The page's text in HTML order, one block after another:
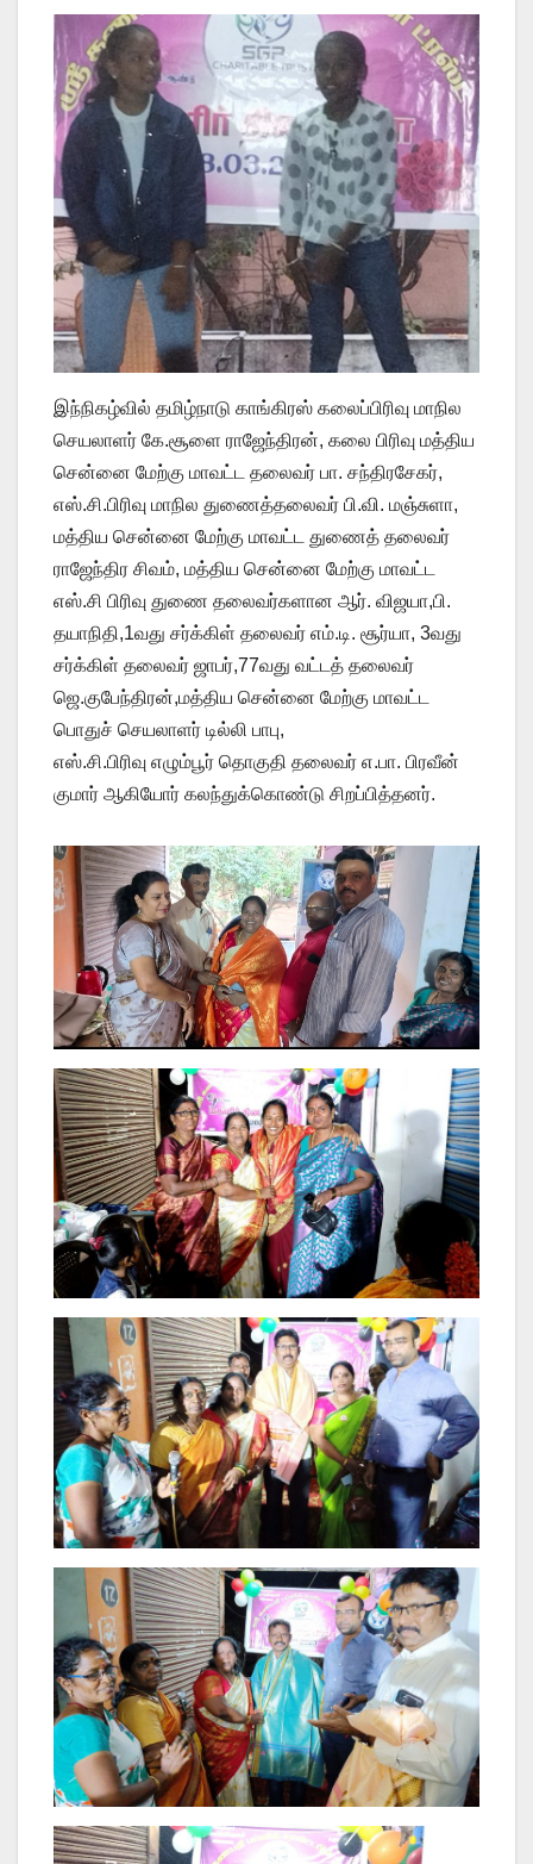
இந்நிகழ்வில் தமிழ்நாடு காங்கிரஸ் கலைப்பிரிவு மாநில
செயலாளர் கே.சூளை ராஜேந்திரன், கலை பிரிவு மத்திய
சென்னை மேற்கு மாவட்ட தலைவர் பா. சந்திரசேகர்,
எஸ்.சி.பிரிவு மாநில துணைத்தலைவர் பி.வி. மஞ்சுளா,
மத்திய சென்னை மேற்கு மாவட்ட துணைத் தலைவர்
ராஜேந்திர சிவம், மத்திய சென்னை மேற்கு மாவட்ட
எஸ்.சி பிரிவு துணை தலைவர்களான ஆர். விஜயா,பி.
தயாநிதி,1வது சர்க்கிள் தலைவர் எம்.டி. சூர்யா, 3வது
சர்க்கிள் தலைவர் ஜாபர்,77வது வட்டத் தலைவர்
ஜெ.குபேந்திரன்,மத்திய சென்னை மேற்கு மாவட்ட
பொதுச் செயலாளர் டில்லி பாபு,
எஸ்.சி.பிரிவு எழும்பூர் தொகுதி தலைவர் எ.பா. பிரவீன்
குமார் ஆகியோர் கலந்துக்கொண்டு சிறப்பித்தனர்.